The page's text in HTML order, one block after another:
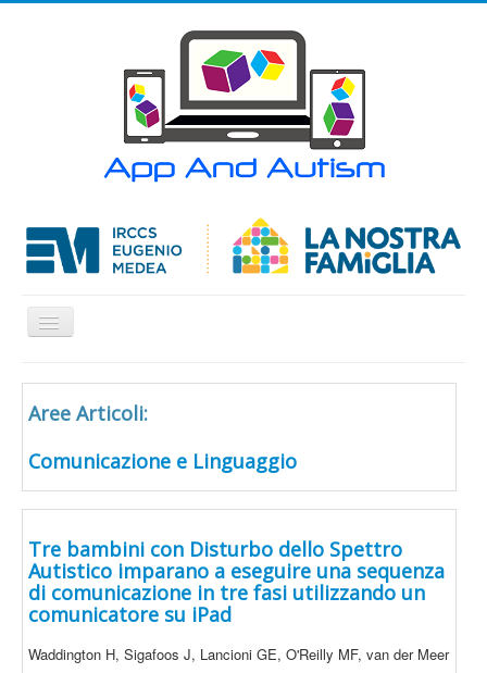
Cambia
navigazione
APP
Articoli
Contatti
Aree Articoli:
Comunicazione e Linguaggio
Tre bambini con Disturbo dello Spettro
Autistico imparano a eseguire una sequenza
di comunicazione in tre fasi utilizzando un
comunicatore su iPad
Waddington H, Sigafoos J, Lancioni GE, O'Reilly MF, van der Meer